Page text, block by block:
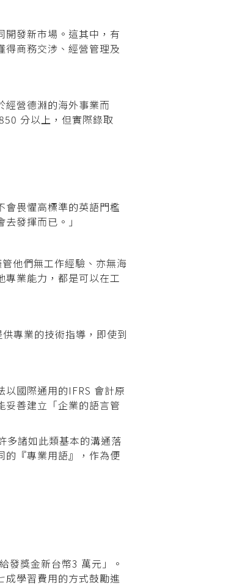
發新市場。這其中，有
得商務交涉、經營管理及
經營德淵的海外事業而
分以上，但實際錄取
會畏懼高標準的英語門檻
發揮而已。」
他們無工作經驗、亦無海
業能力，都是可以在工
專業的技術指導，即使到
國際通用的IFRS 會計原
妥善建立「企業的語言管
多諸如此類基本的溝通落
的『專業用語』，作為便
發獎金新台幣3 萬元」。
學習費用的方式鼓勵進